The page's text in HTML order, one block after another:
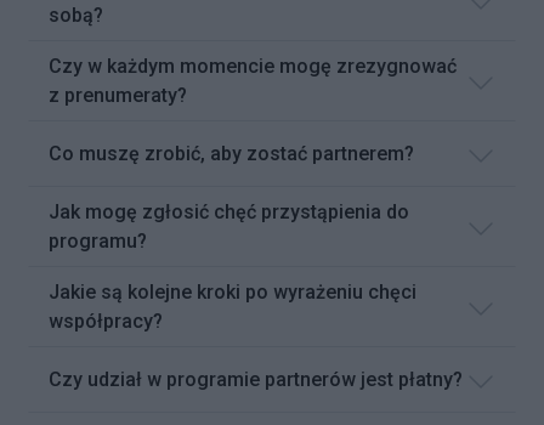
sobą?
Czy w każdym momencie mogę zrezygnować
z prenumeraty?
Co muszę zrobić, aby zostać partnerem?
Jak mogę zgłosić chęć przystąpienia do
programu?
Jakie są kolejne kroki po wyrażeniu chęci
współpracy?
Czy udział w programie partnerów jest płatny?